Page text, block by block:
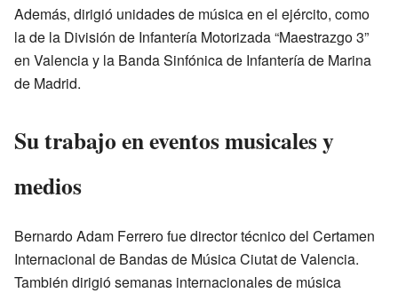
Además, dirigió unidades de música en el ejército, como
la de la División de Infantería Motorizada “Maestrazgo 3”
en Valencia y la Banda Sinfónica de Infantería de Marina
de Madrid.
Su trabajo en eventos musicales y
medios
Bernardo Adam Ferrero fue director técnico del Certamen
Internacional de Bandas de Música Ciutat de Valencia.
También dirigió semanas internacionales de música